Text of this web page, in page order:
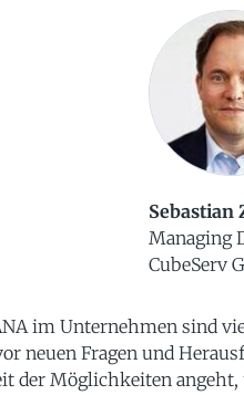
Sebastian
Managing
CubeServ
im Unternehmen sind
neuen Fragen und
der Möglichkeiten